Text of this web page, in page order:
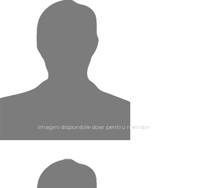
Imagini disponibile doar pentru membri